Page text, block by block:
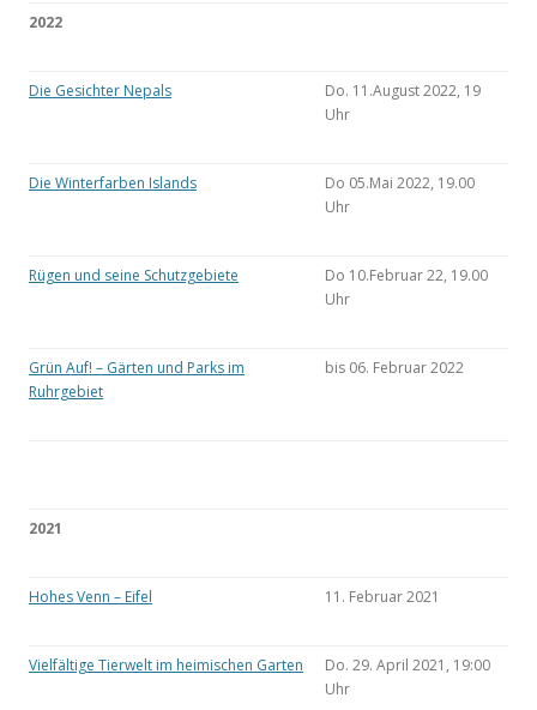
2022
Die Gesichter Nepals
Do. 11.August 2022, 19
Uhr
Die Winterfarben Islands
Do 05.Mai 2022, 19.00
Uhr
Rügen und seine Schutzgebiete
Do 10.Februar 22, 19.00
Uhr
Grün Auf! – Gärten und Parks im
Ruhrgebiet
bis 06. Februar 2022
2021
Hohes Venn – Eifel 11. Februar 2021
Vielfältige Tierwelt im heimischen Garten
Do. 29. April 2021, 19:00
Uhr